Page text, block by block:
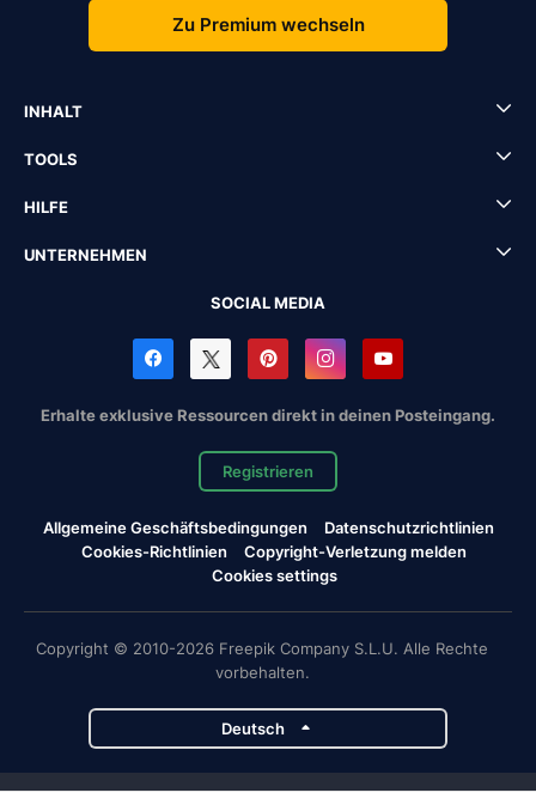
Zu Premium wechseln
INHALT
TOOLS
HILFE
UNTERNEHMEN
SOCIAL MEDIA
Erhalte exklusive Ressourcen direkt in deinen Posteingang.
Registrieren
Allgemeine Geschäftsbedingungen
Datenschutzrichtlinien
Cookies-Richtlinien
Copyright-Verletzung melden
Cookies settings
Copyright © 2010-2026 Freepik Company S.L.U. Alle Rechte
vorbehalten.
Deutsch